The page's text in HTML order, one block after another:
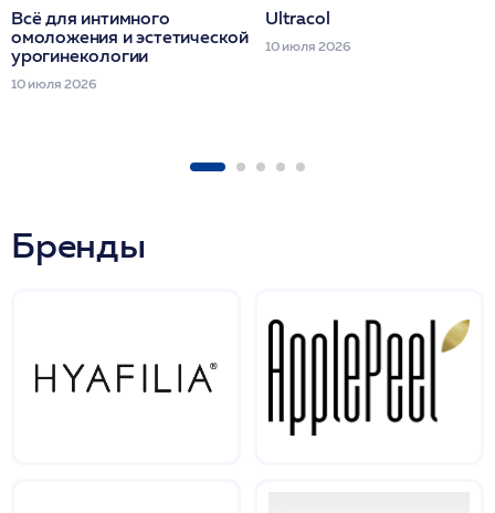
Всё для интимного
омоложения и эстетической
урогинекологии
10 июля 2026
Ultracol
10 июля 2026
Бренды